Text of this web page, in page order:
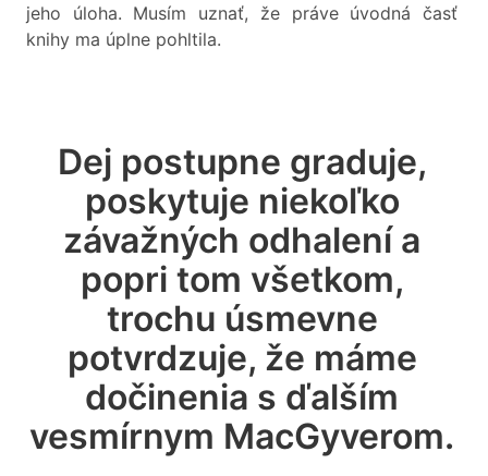
jeho úloha. Musím uznať, že práve úvodná časť
knihy ma úplne pohltila.
Dej postupne graduje,
poskytuje niekoľko
závažných odhalení a
popri tom všetkom,
trochu úsmevne
potvrdzuje, že máme
dočinenia s ďalším
vesmírnym MacGyverom.